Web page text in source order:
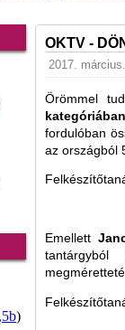
OKTV -
2017.
Örömmel
fordulóban
az országból
Emellett
tantárgyból